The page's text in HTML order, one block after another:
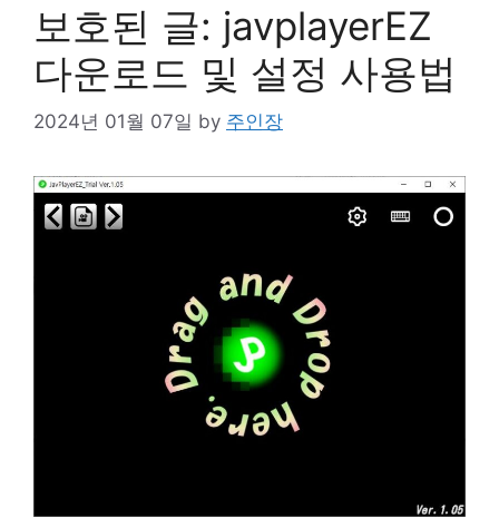
보호된 글: javplayerEZ
다운로드 및 설정 사용법
2024년 01월 07일 by 주인장